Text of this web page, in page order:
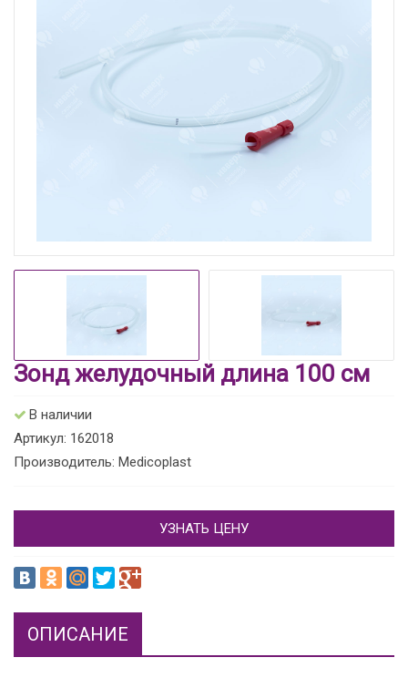
Зонд желудочный длина 100 см
В наличии
Артикул: 162018
Производитель: Medicoplast
УЗНАТЬ ЦЕНУ
ОПИСАНИЕ